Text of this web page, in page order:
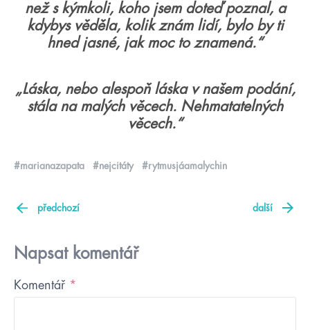
než s kýmkoli, koho jsem doteď poznal, a
kdybys věděla, kolik znám lidí, bylo by ti
hned jasné, jak moc to znamená.“
„Láska, nebo alespoň láska v našem podání,
stála na malých věcech. Nehmatatelných
věcech.“
#marianazapata #nejcitáty #rytmusjáamalychin
předchozí další
Napsat komentář
Komentář *